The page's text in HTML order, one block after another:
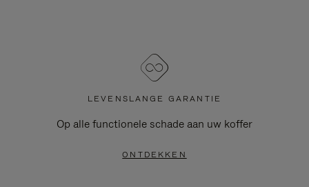
LEVENSLANGE GARANTIE
Op alle functionele schade aan uw koffer
ONTDEKKEN